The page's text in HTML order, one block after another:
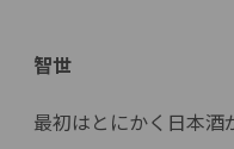
智世
最初はとにかく日本酒